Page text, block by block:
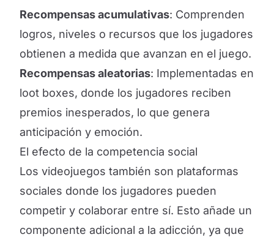
Recompensas acumulativas: Comprenden
logros, niveles o recursos que los jugadores
obtienen a medida que avanzan en el juego.
Recompensas aleatorias: Implementadas en
loot boxes, donde los jugadores reciben
premios inesperados, lo que genera
anticipación y emoción.
El efecto de la competencia social
Los videojuegos también son plataformas
sociales donde los jugadores pueden
competir y colaborar entre sí. Esto añade un
componente adicional a la adicción, ya que